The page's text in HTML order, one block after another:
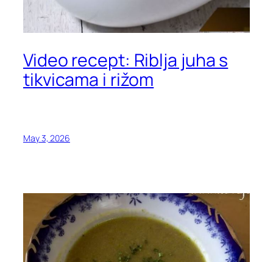
Video recept: Riblja juha s
tikvicama i rižom
May 3, 2026